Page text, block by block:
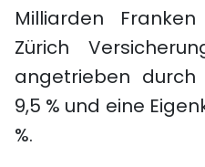
Milliarden
Zürich
angetrieben
9,5 % und eine
%.